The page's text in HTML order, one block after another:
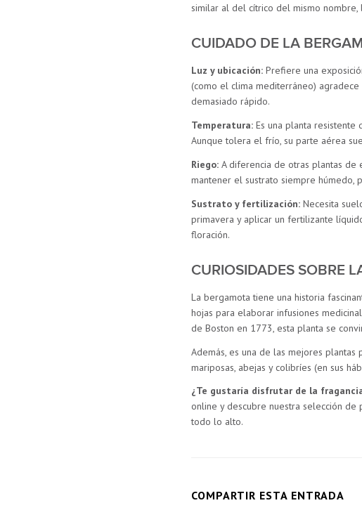
similar al del cítrico del mismo
CUIDADO DE LA
Luz y ubicación:Prefiere una
(como el clima mediterráneo)
demasiado rápido.
Temperatura:Es una planta resistente
Aunque tolera el frío, su parte aérea
Riego:A diferencia de otras plantas de
mantener el sustrato siempre húmedo,
Sustrato y fertilización:Necesita
primavera y aplicar un fertilizante
floración.
CURIOSIDADES SOBRE
La bergamota tiene una historia
hojas para elaborar infusiones
de Boston en 1773, esta planta se
Además, es una de las mejores
mariposas, abejas y colibríes (en sus
¿Te gustaría disfrutar de la
online y descubre nuestra selección
todo lo alto.
COMPARTIR ESTA ENTRADA